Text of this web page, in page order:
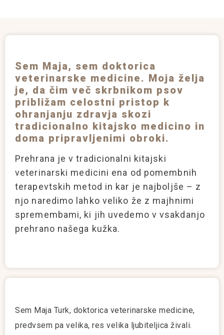
Sem Maja, sem doktorica
veterinarske medicine. Moja želja
je, da čim več skrbnikom psov
približam celostni pristop k
ohranjanju zdravja skozi
tradicionalno kitajsko medicino in
doma pripravljenimi obroki.
Prehrana je v tradicionalni kitajski
veterinarski medicini ena od pomembnih
terapevtskih metod in kar je najboljše – z
njo naredimo lahko veliko že z majhnimi
spremembami, ki jih uvedemo v vsakdanjo
prehrano našega kužka.
Sem Maja Turk, doktorica veterinarske medicine,
predvsem pa velika, res velika ljubiteljica živali.